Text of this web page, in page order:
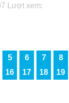
Lượt xem:
5 6 7 8
16 17 18 19